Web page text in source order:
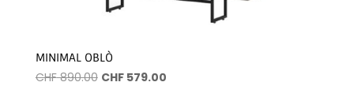
MINIMAL OBLÒ
CHF890.00 Le
CHF579.00Le